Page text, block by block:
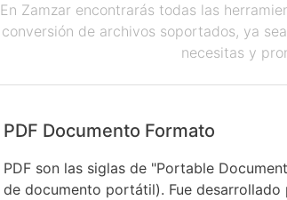
En Zamzar encontrarás todas las
conversión de archivos soportados, ya
necesitas y
PDF Documento Formato
PDF son las siglas de "Portable
de documento portátil). Fue desarrollado